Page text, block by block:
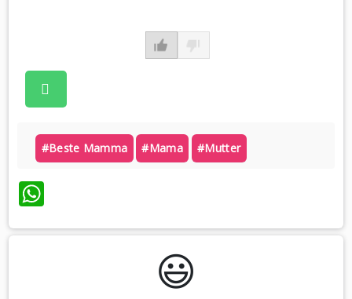
#beste Mamma #mama #mutter
WhatsApp
😃️